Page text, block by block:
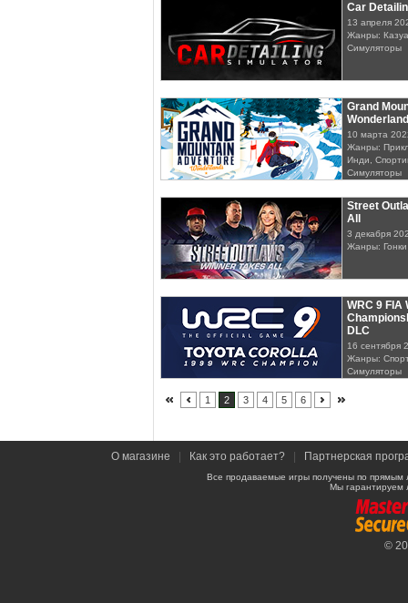
Car
13 апреля
Жанры:
Симуляторы
Grand
10 марта
Жанры:
Инди,
Симуляторы
Street
All
3 декабря
Жанры: Гонки
WRC 9 FIA
DLC
16 сентября
Жанры:
Симуляторы
1 2 3 4 5 6
О магазине Как это работает? Партнерская
Все продаваемые игры получены по
Мы гарантируем
©